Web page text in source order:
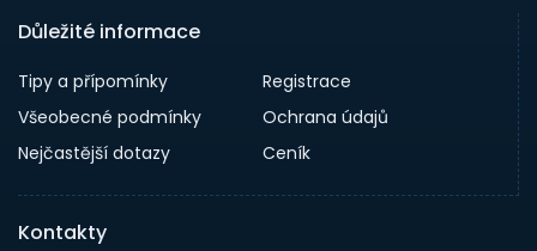
Důležité informace
Tipy a přípomínky
Registrace
Všeobecné podmínky
Ochrana údajů
Nejčastější dotazy
Ceník
Kontakty